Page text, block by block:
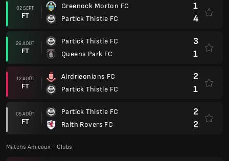
02 SEPT.
FT
Greenock Morton FC
Partick Thistle FC
1
4
26 AOÛT
FT
Partick Thistle FC
Queens Park FC
3
1
12 AOÛT
FT
Airdrieonians FC
Partick Thistle FC
2
1
05 AOÛT
FT
Partick Thistle FC
Raith Rovers FC
2
2
Matchs Amicaux - Clubs